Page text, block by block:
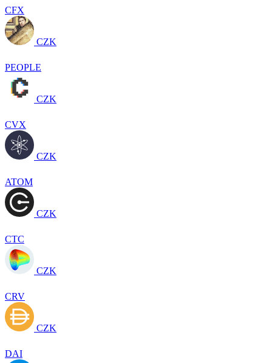
CFX
CZK
PEOPLE
CZK
CVX
CZK
ATOM
CZK
CTC
CZK
CRV
CZK
DAI